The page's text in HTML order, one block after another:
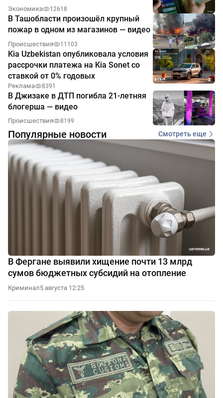
Экономика 12618
В Ташобласти произошёл крупный
пожар в одном из магазинов — видео
Происшествия 11103
Kia Uzbekistan опубликовала условия
рассрочки платежа на Kia Sonet со
ставкой от 0% годовых
Реклама 8391
В Джизаке в ДТП погибла 21-летняя
блогерша — видео
Происшествия 8199
Популярные новости Смотреть еще
В Фергане выявили хищение почти 13 млрд
сумов бюджетных субсидий на отопление
Криминал5 августа 12:25